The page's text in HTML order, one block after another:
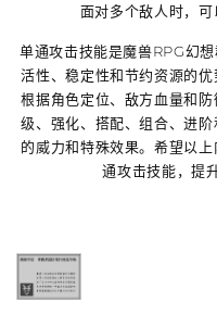
面对多个敌人时，可
单通攻击技能是魔兽RPG幻
活性、稳定性和节约资源的
根据角色定位、敌方血量和
级、强化、搭配、组合、进
的威力和特殊效果。希望以
通攻击技能，提